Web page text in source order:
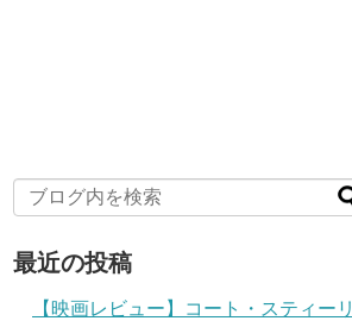
最近の投稿
【映画レビュー】コート・スティーリ